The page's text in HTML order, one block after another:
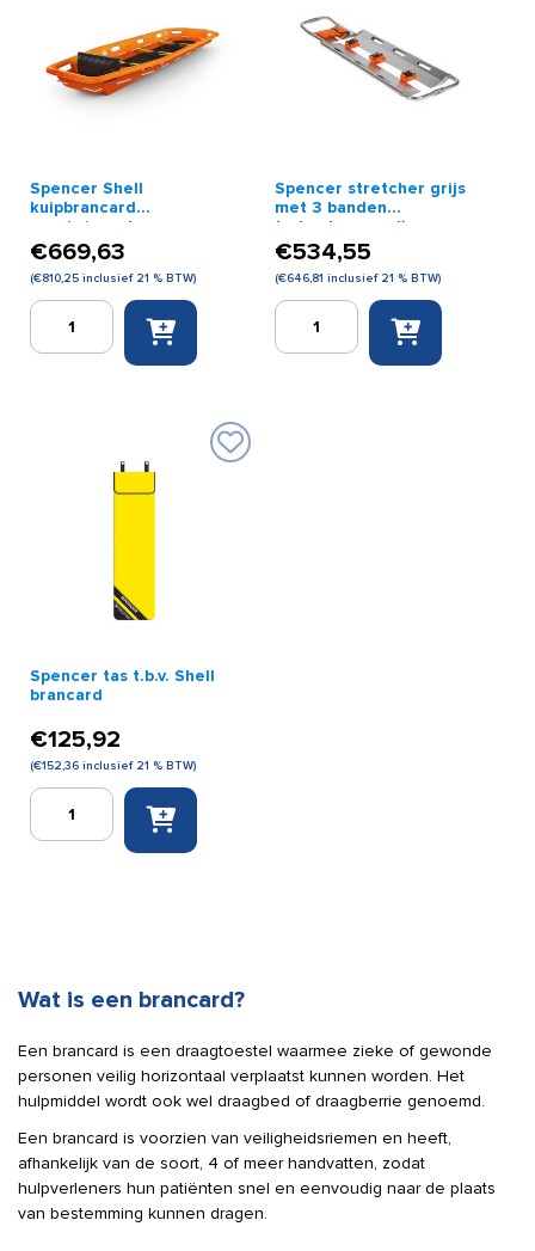
Spencer Shell
kuipbrancard
oranje/zwart
€669,63
(€810,25 inclusief 21 % BTW)
Spencer
kuipbrancard
Spencer stretcher grijs
met 3 banden
(schepbrancard)
€534,55
(€646,81 inclusief 21 % BTW)
Spencer
stretcher
Spencer tas t.b.v. Shell
brancard
€125,92
(€152,36 inclusief 21 % BTW)
Spencer
Wat is een brancard?
Een brancard is een draagtoestel waarmee zieke of gewonde
personen veilig horizontaal verplaatst kunnen worden. Het
hulpmiddel wordt ook wel draagbed of draagberrie genoemd.
Een brancard is voorzien van veiligheidsriemen en heeft,
afhankelijk van de soort, 4 of meer handvatten, zodat
hulpverleners hun patiënten snel en eenvoudig naar de plaats
van bestemming kunnen dragen.